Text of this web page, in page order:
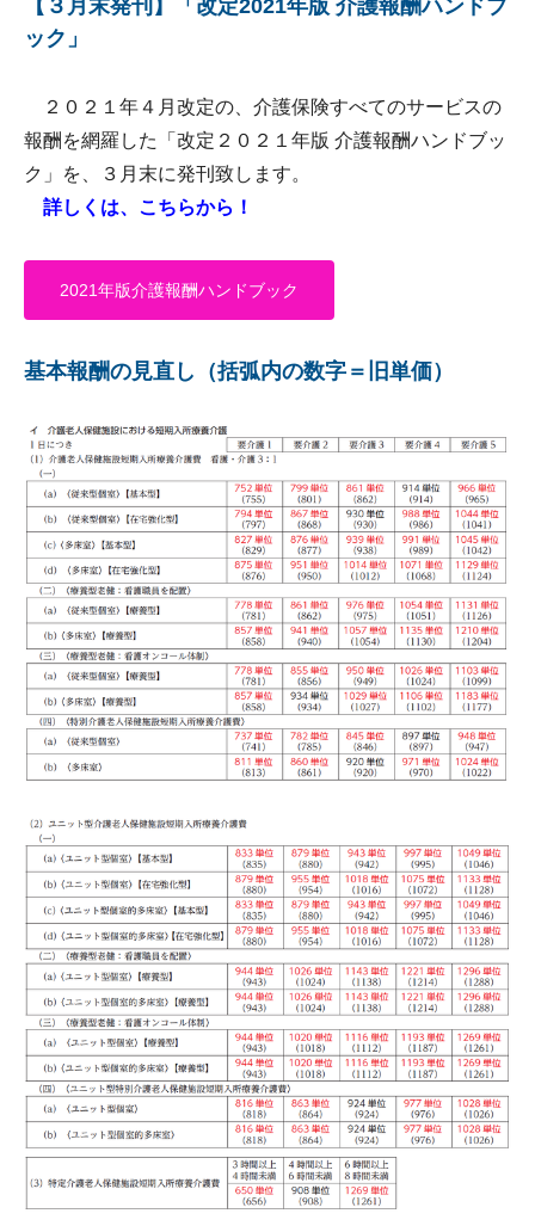
【３月末発刊】「改定2021年版 介護報酬ハンドブ
ック」
２０２１年４月改定の、介護保険すべてのサービスの
報酬を網羅した「改定２０２１年版 介護報酬ハンドブッ
ク」を、３月末に発刊致します。
詳しくは、こちらから！
2021年版介護報酬ハンドブック
基本報酬の見直し（括弧内の数字＝旧単価）